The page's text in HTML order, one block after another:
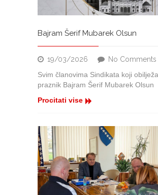
Bajram Šerif Mubarek Olsun
19/03/2026 No Comments
Svim članovima Sindikata koji
praznik Bajram Šerif Mubarek Olsun
Procitati vise